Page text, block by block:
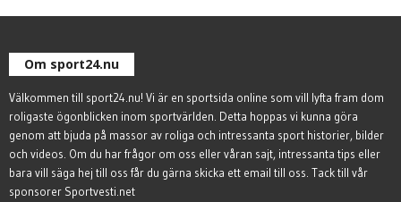
Om sport24.nu
Välkommen till sport24.nu! Vi är en sportsida online som vill lyfta fram dom
roligaste ögonblicken inom sportvärlden. Detta hoppas vi kunna göra
genom att bjuda på massor av roliga och intressanta sport historier, bilder
och videos. Om du har frågor om oss eller våran sajt, intressanta tips eller
bara vill säga hej till oss får du gärna skicka ett email till oss . Tack till vår
sponsorer Sportvesti.net